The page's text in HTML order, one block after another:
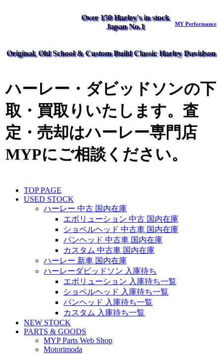
Over 150 Harley's in stock
Japan No.1
MY Performance
Original, Old School & Custom Build Classic Harley Davidson
ハーレー・ダビッドソンの下
取・買取りいたします。査
定・売却はハーレー専門店
MYPにご相談ください。
TOP PAGE
USED STOCK
ハーレー 中古 国内在庫
エボリューション 中古 国内在庫
ショベルヘッド 中古車 国内在庫
パンヘッド 中古車 国内在庫
カスタム 中古車 国内在庫
ハーレー 新車 国内在庫
ハーレーダビッドソン 入庫待ち
エボリューション 入庫待ち一覧
ショベルヘッド 入庫待ち一覧
パンヘッド 入庫待ち一覧
カスタム 入庫待ち一覧
NEW STOCK
PARTS & GOODS
MYP Parts Web Shop
Motorimoda